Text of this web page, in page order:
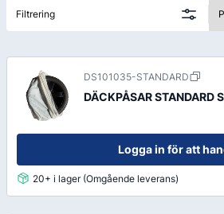
hålla hög kvalitet och lång
garanterar snabb leverans från vårt
Filtrering
DS101035-STANDARD
DÄCKPÅSAR
Logga in för att
20+ i lager (Omgående leverans)